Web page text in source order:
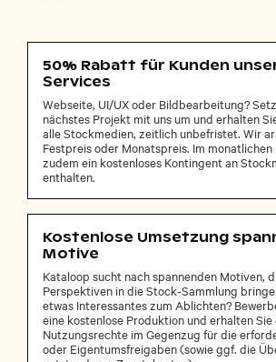
50% Rabatt für Kunden
Services
Webseite, UI/UX oder Bildbearbeitung?
nächstes Projekt mit uns um und erhalten
alle Stockmedien, zeitlich unbefristet. Wir
Festpreis oder Monatspreis. Im monatlichen
zudem ein kostenloses Kontingent an
enthalten.
Kostenlose Umsetzung
Motive
Kataloop sucht nach spannenden Motiven,
Perspektiven in die Stock-Sammlung
etwas Interessantes zum Ablichten?
eine kostenlose Produktion und erhalten Sie
Nutzungsrechte im Gegenzug für die
oder Eigentumsfreigaben (sowie ggf. die